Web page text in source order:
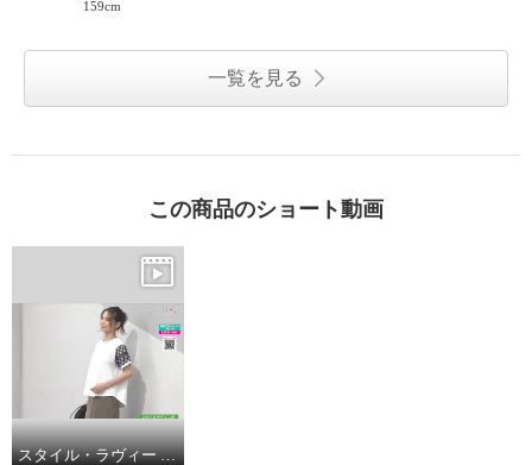
159cm
一覧を見る
この商品のショート動画
スタイル・ラヴィー 接触冷感 袖異素材ＭＩＸ＆ レースアクセント ガーリープルオーバー